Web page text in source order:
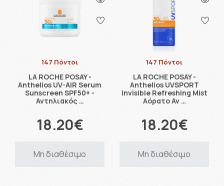
147 Πόντοι
LA ROCHE POSAY -
Anthelios UV-AIR Serum
Sunscreen SPF50+ -
Αντηλιακός …
18.20€
Μη διαθέσιμο
147 Πόντοι
LA ROCHE POSAY -
Anthelios UVSPORT
Invisible Refreshing Mist
Αόρατο Αν …
18.20€
Μη διαθέσιμο